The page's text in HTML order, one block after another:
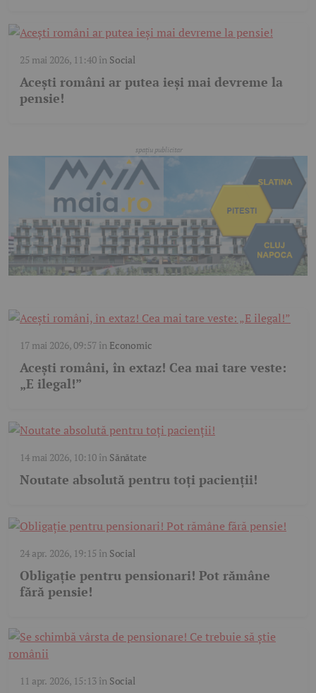
25 mai 2026, 11:40în Social
Acești români ar putea ieși mai devreme la
pensie!
17 mai 2026, 09:57în Economic
Acești români, în extaz! Cea mai tare veste:
„E ilegal!”
14 mai 2026, 10:10în Sănătate
Noutate absolută pentru toți pacienții!
24 apr. 2026, 19:15 în Social
Obligație pentru pensionari! Pot rămâne
fără pensie!
11 apr. 2026, 15:13în Social